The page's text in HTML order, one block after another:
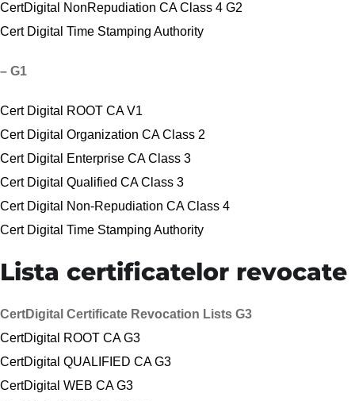
CertDigital NonRepudiation CA Class 4 G2
Cert Digital Time Stamping Authority
– G1
Cert Digital ROOT CA V1
Cert Digital Organization CA Class 2
Cert Digital Enterprise CA Class 3
Cert Digital Qualified CA Class 3
Cert Digital Non-Repudiation CA Class 4
Cert Digital Time Stamping Authority
Lista certificatelor revocate
CertDigital Certificate Revocation Lists G3
CertDigital ROOT CA G3
CertDigital QUALIFIED CA G3
CertDigital WEB CA G3